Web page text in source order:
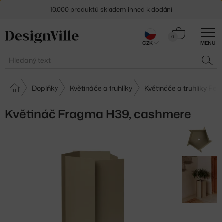
MENU
Hledat
0
Košík
Doplňky Květináče a truhlíky Květináče a truhlíky
Květináč Fragma H39, cashmere
10.000 produktů skladem ihned k dodání
Sleva 5 % pro odběratele
CZK